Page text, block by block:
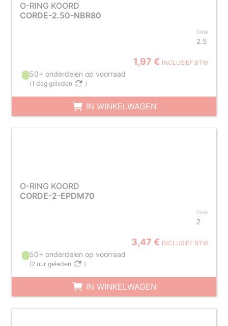
O-RING KOORD
CORDE-2.50-NBR80
Dikte
2.5
1,97 € INCLUSIEF BTW
50+ onderdelen op voorraad
(1 dag geleden )
IN WINKELWAGEN
O-RING KOORD
CORDE-2-EPDM70
Dikte
2
3,47 € INCLUSIEF BTW
50+ onderdelen op voorraad
(2 uur geleden )
IN WINKELWAGEN